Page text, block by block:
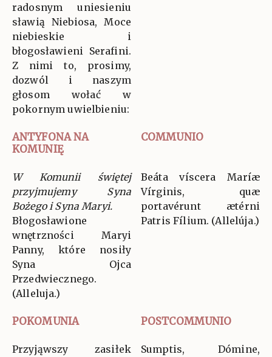
radosnym uniesieniu
sławią Niebiosa, Moce
niebieskie i
błogosławieni Serafini.
Z nimi to, prosimy,
dozwól i naszym
głosom wołać w
pokornym uwielbieniu:
ANTYFONA NA
KOMUNIĘ
COMMUNIO
W Komunii świętej
przyjmujemy Syna
Bożego i Syna Maryi.
Błogosławione
wnętrzności Maryi
Panny, które nosiły
Syna Ojca
Przedwiecznego.
(Alleluja.)
Beáta víscera Maríæ
Vírginis, quæ
portavérunt ætérni
Patris Fílium. (Allelúja.)
POKOMUNIA POSTCOMMUNIO
Przyjąwszy zasiłek
Sumptis, Dómine,